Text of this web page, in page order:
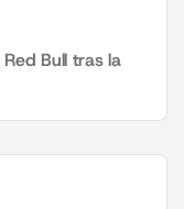
Bull tras la